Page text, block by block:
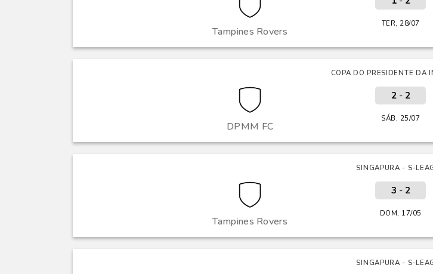
Tampines Rovers
TER, 28/07
COPA DO PRESIDENTE DA
DPMM FC
2- 2
SÁB, 25/07
SINGAPURA - S-
Tampines Rovers
3 - 2
DOM, 17/05
SINGAPURA - S-